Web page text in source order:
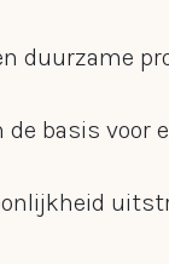
duurzame
de basis voor